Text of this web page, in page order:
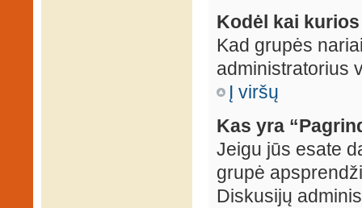
Kodėl kai
Kad grupės
administratorius
Į viršų
Kas yra
Jeigu jūs esate
grupė
Diskusijų